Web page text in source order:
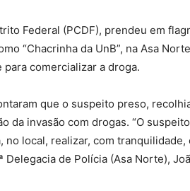
Federal (PCDF), prendeu em
“Chacrinha da UnB”, na Asa
comercializar a droga.
que o suspeito preso,
da invasão com drogas. “O
no local, realizar, com
Delegacia de Polícia (Asa Norte),